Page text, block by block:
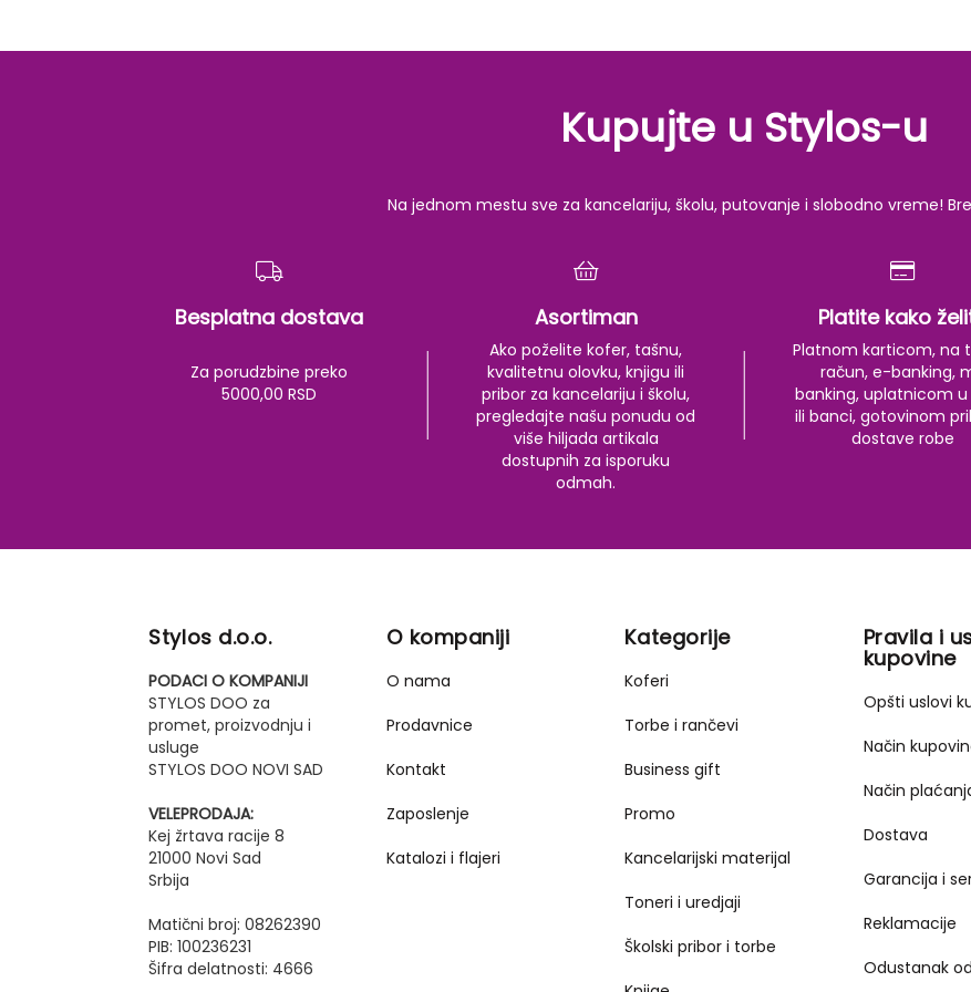
Kupujte u Stylos-u
Na jednom mestu sve za kancelariju, školu, putovanje i slobodno vreme!
Besplatna dostava
Za porudzbine preko
5000,00 RSD
Asortiman
Ako poželite kofer, tašnu,
kvalitetnu olovku, knjigu ili
pribor za kancelariju i školu,
pregledajte našu ponudu od
više hiljada artikala
dostupnih za isporuku
odmah.
Platite kako
Platnom karticom, na
račun, e-banking,
banking, uplatnicom u
ili banci, gotovinom
dostave robe
Stylos d.o.o.
PODACI O KOMPANIJI
STYLOS DOO za
promet, proizvodnju i
usluge
STYLOS DOO NOVI SAD
VELEPRODAJA:
Kej žrtava racije 8
21000 Novi Sad
Srbija
Matični broj: 08262390
PIB: 100236231
Šifra delatnosti: 4666
O kompaniji
O nama
Prodavnice
Kontakt
Zaposlenje
Katalozi i flajeri
Kategorije
Koferi
Torbe i rančevi
Business gift
Promo
Kancelarijski materijal
Toneri i uredjaji
Školski pribor i torbe
Pravila i
kupovine
Opšti uslovi
Način
Način
Dostava
Garancija i
Reklamacije
Odustanak